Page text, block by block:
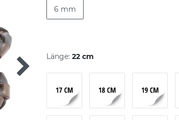
6 mm
Länge: 22 cm